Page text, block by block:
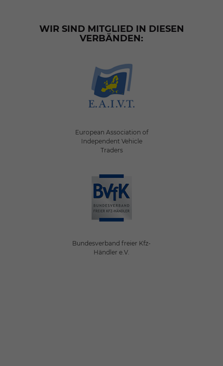
WIR SIND MITGLIED IN DIESEN
VERBÄNDEN:
European Association of
Independent Vehicle
Traders
Bundesverband freier Kfz-
Händler e.V.